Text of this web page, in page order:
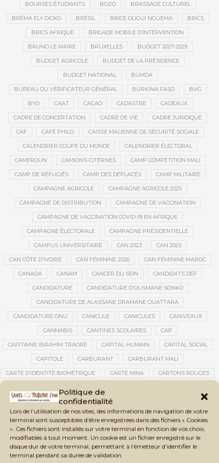
Politique de
confidentialité
Lors de l’utilisation de nos sites, des informations de navigation de votre
terminal sont susceptibles d’être enregistrées dans des fichiers « Cookies
». Ces fichiers sont installés sur votre terminal en fonction de vos choix,
modifiables à tout moment. Un cookie est un fichier enregistré sur le
disque dur de votre terminal, permettant à l’émetteur d’identifier le
terminal pendant sa durée de validation.
BOURSES ÉTUDIANTS BOZO BRASSAGE CULTUREL
BRÉMA ELY DICKO BRÉSIL BRICE OLIGUI NGUEMA BRICS
BRICS AFRIQUE BRIGADE MOBILE D’INTERVENTION
BRUNO LE MAIRE BRUXELLES BUDGET 2027-2029
BUDGET AGRICOLE BUDGET DE LA PRÉSIDENCE
BUDGET NATIONAL BUMDA
BUREAU DU VÉRIFICATEUR GÉNÉRAL BURKINA FASO BVG
BYD CAAT CACAO CADASTRE CADEAUX
CADRE DE CONCERTATION CADRE DE VIE CADRE JURIDIQUE
CAF CAFÉ PHILO CAISSE MALIENNE DE SÉCURITÉ SOCIALE
CALENDRIER COUPE DU MONDE CALENDRIER ÉLECTORAL
CAMEROUN CAMIONS-CITERNES CAMP COMPÉTITION MALI
CAMP DE RÉFUGIÉS CAMP DES DÉPLACÉS CAMP MILITAIRE
CAMPAGNE AGRICOLE CAMPAGNE AGRICOLE 2025
CAMPAGNE DE DISTRIBUTION CAMPAGNE DE VACCINATION
CAMPAGNE DE VACCINATION COVID-19 EN AFRIQUE
CAMPAGNE ÉLECTORALE CAMPAGNE PRÉSIDENTIELLE
CAMPUS UNIVERSITAIRE CAN 2023 CAN 2025
CAN CÔTE D'IVOIRE CAN FÉMININE 2026 CAN FÉMININE MAROC
CANADA CANAM CANCER DU SEIN CANDIDATS DEF
CANDIDATURE CANDIDATURE D'OUSMANE SONKO
CANDIDATURE DE ALASSANE DRAMANE OUATTARA
CANDIDATURE ONU CANICULE CANICULES CANIVEAUX
CANNABIS CANTINES SCOLAIRES CAP
CAPITAINE IBRAHIM TRAORÉ CAPITAL HUMAIN CAPITAL SOCIAL
CAPITOLE CARBURANT CARBURANT MALI
CARTE D’IDENTITÉ BIOMÉTRIQUE CARTE NINA CARTONS ROUGES
CATASTROPHES CLIMATIQUES
CAUTION 10 000 DOLLARS CAUTION DE VISA CDAT CECOGEC
CEDEAO CÉDÉAO CEI CÉLÉBRATION NATIONALE CEMAC
CEMAPI CEN-SNESUP CENOU CENSURE
CENTRAFRIQUE CENTRALE SOLAIRE